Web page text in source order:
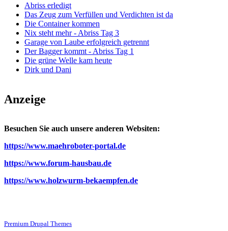
Abriss erledigt
Das Zeug zum Verfüllen und Verdichten ist da
Die Container kommen
Nix steht mehr - Abriss Tag 3
Garage von Laube erfolgreich getrennt
Der Bagger kommt - Abriss Tag 1
Die grüne Welle kam heute
Dirk und Dani
Anzeige
Besuchen Sie auch unsere anderen Websiten:
https://www.maehroboter-portal.de
https://www.forum-hausbau.de
https://www.holzwurm-bekaempfen.de
Premium Drupal Themes